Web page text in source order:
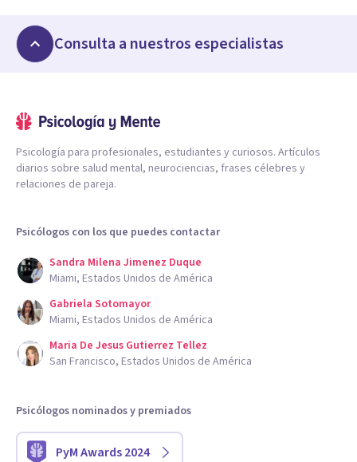
Consulta a nuestros especialistas
Psicología para profesionales, estudiantes y curiosos. Artículos
diarios sobre salud mental, neurociencias, frases célebres y
relaciones de pareja.
Psicólogos con los que puedes contactar
Sandra Milena Jimenez Duque
Miami, Estados Unidos de América
Gabriela Sotomayor
Miami, Estados Unidos de América
Maria De Jesus Gutierrez Tellez
San Francisco, Estados Unidos de América
Psicólogos nominados y premiados
PyM Awards 2024